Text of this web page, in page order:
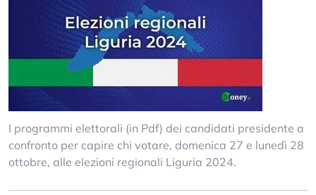
I programmi elettorali (in Pdf) dei candidati presidente a
confronto per capire chi votare, domenica 27 e lunedì 28
ottobre, alle elezioni regionali Liguria 2024.